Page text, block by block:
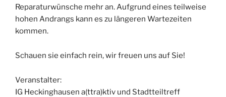
Reparaturwünsche mehr an. Aufgrund eines teilweise
hohen Andrangs kann es zu längeren Wartezeiten
kommen.
Schauen sie einfach rein, wir freuen uns auf Sie!
Veranstalter:
IG Heckinghausen a(ttra)ktiv und Stadtteiltreff